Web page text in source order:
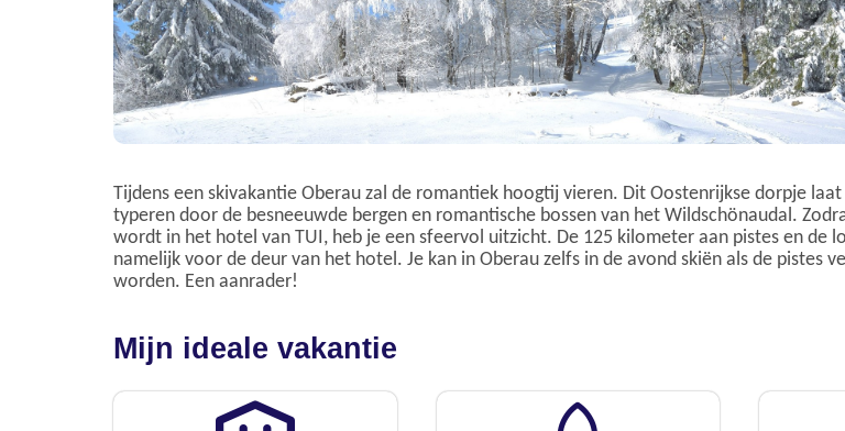
Tijdens een skivakantie Oberau zal de romantiek hoogtij vieren. Dit Oostenrijkse dorpje laat
typeren door de besneeuwde bergen en romantische bossen van het Wildschönaudal.
wordt in het hotel van TUI, heb je een sfeervol uitzicht. De 125 kilometer aan pistes en de
namelijk voor de deur van het hotel. Je kan in Oberau zelfs in de avond skiën als de pistes
worden. Een aanrader!
Mijn ideale vakantie